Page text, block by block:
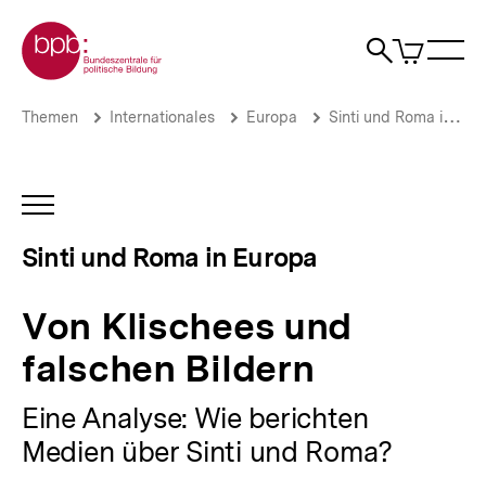
zum
Seiteninhalt
springen
Zur Startseite der bpb
Suche
Artikel
im
Von
Bildern
Sinti
und
Europa
bpb.de
Brotkrümelnavigation
Pfadnavigation
Themen Internationales Europa Sinti und Roma in Europa
INHALTSNAVIGATION
Sinti und Roma in Europa
Von Klischees und
falschen Bildern
Eine Analyse: Wie berichten
Medien über Sinti und Roma?